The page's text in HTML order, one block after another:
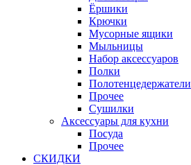
Ёршики
Крючки
Мусорные ящики
Мыльницы
Набор аксессуаров
Полки
Полотенцедержатели
Прочее
Сушилки
Аксессуары для кухни
Посуда
Прочее
СКИДКИ